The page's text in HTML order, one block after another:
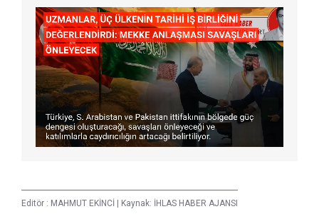
Editör : MAHMUT EKİNCİ | Kaynak: İHLAS HABER AJANSI